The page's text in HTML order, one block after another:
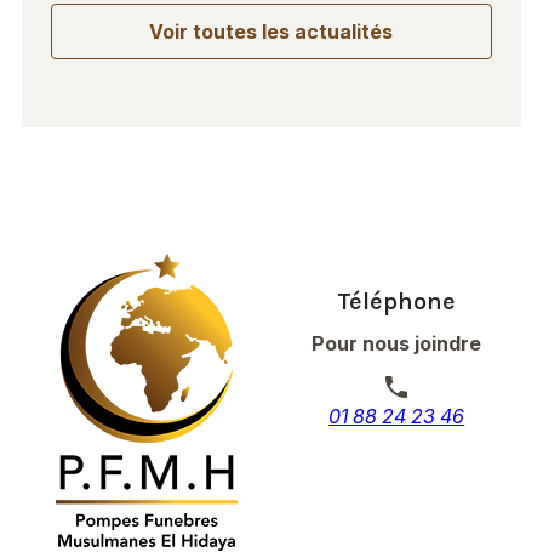
Voir toutes les actualités
Téléphone
Pour nous joindre
phone
01 88 24 23 46